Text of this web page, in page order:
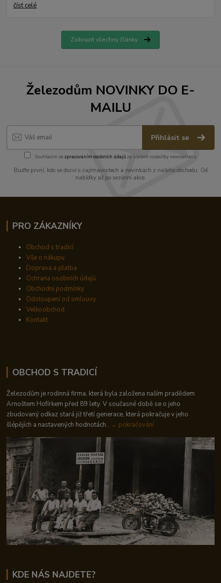
číst celé
Zobrazit všechny články
Železodům NOVINKY DO E-
MAILU
Přihlásit se
Souhlasím se zpracováním osobních údajůza účelem rozesílky newsletteru.
Buďte první, kdo se dozví o zajímavostech a novinkách z našeho obchodu. Od
nabídky až po sezónní akce.
PRO ZÁKAZNÍKY
Obchod s tradicí
Vše o nákupu
Doprava a platba
Ochrana osobních údajů
Obchodní podmínky
Odstoupení od smlouvy
Velkoobchod
Kontakt
OBCHOD S TRADICÍ
Železodům je rodinná firma, která byla založena naším pradědem
Arnoštem Hofírkem před 89 lety. V současné době se o jeho
zbudovaný odkaz stará již třetí generace, která pokračuje v jeho
šlépějích a nastavených hodnotách.. → pokračování
KDE NÁS NAJDETE?